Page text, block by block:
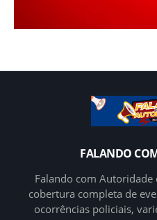
FALANDO
Falando com
cobertura completa de
ocorrências policiais,